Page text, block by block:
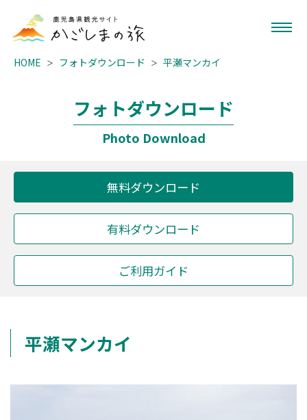
HOME フォトダウンロード 平瀬マンカイ
フォトダウンロード
Photo Download
無料ダウンロード
有料ダウンロード
ご利用ガイド
平瀬マンカイ